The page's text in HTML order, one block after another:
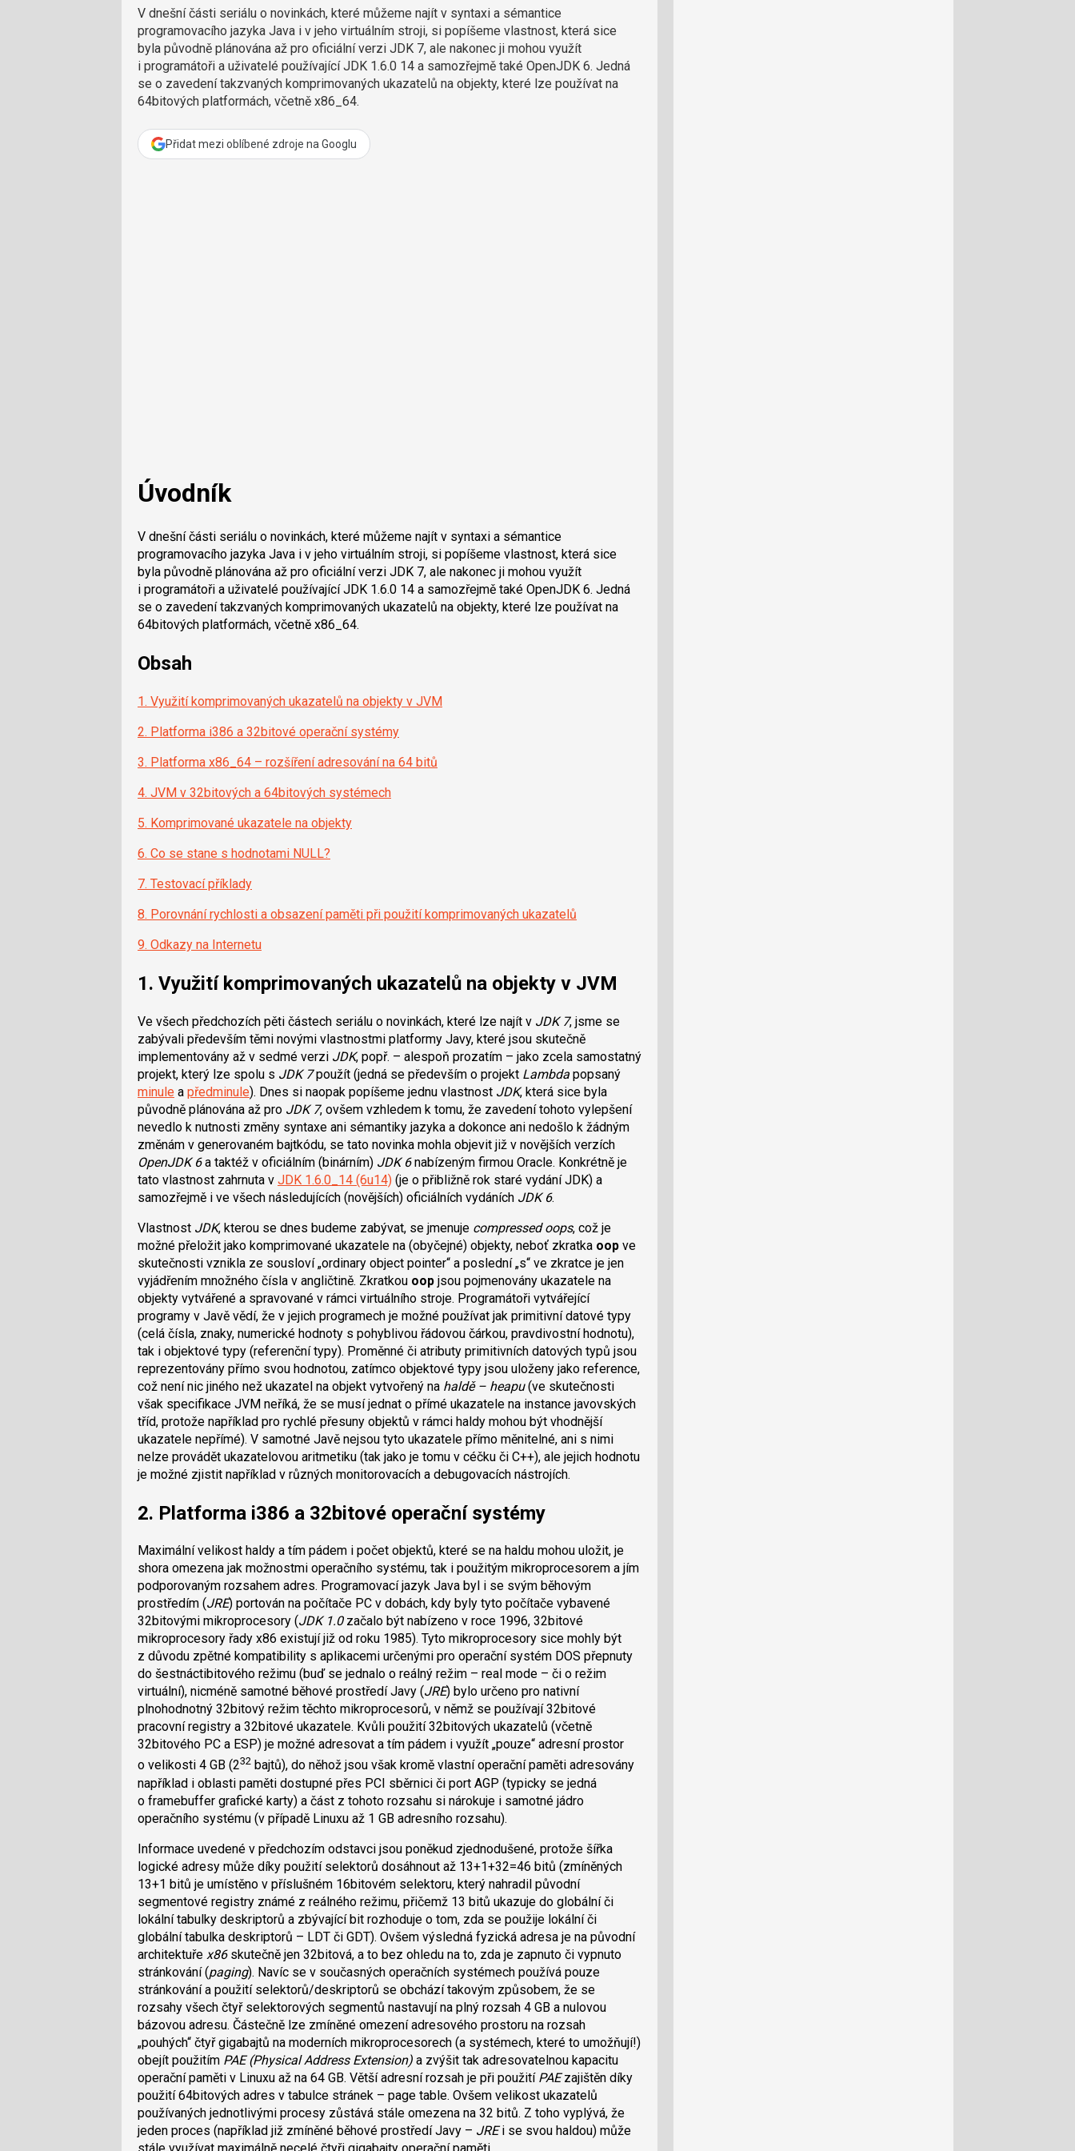
r
d
V dnešní části seriálu o novinkách, které můžeme najít v syntaxi a sémantice
programovacího jazyka Java i v jeho virtuálním stroji, si popíšeme vlastnost, která sice
byla původně plánována až pro oficiální verzi JDK 7, ale nakonec ji mohou využít
i programátoři a uživatelé používající JDK 1.6.0 14 a samozřejmě také OpenJDK 6. Jedná
se o zavedení takzvaných komprimovaných ukazatelů na objekty, které lze používat na
64bitových platformách, včetně x86_64.
Přidat mezi oblíbené zdroje na Googlu
Úvodník
V dnešní části seriálu o novinkách, které můžeme najít v syntaxi a sémantice
programovacího jazyka Java i v jeho virtuálním stroji, si popíšeme vlastnost, která sice
byla původně plánována až pro oficiální verzi JDK 7, ale nakonec ji mohou využít
i programátoři a uživatelé používající JDK 1.6.0 14 a samozřejmě také OpenJDK 6. Jedná
se o zavedení takzvaných komprimovaných ukazatelů na objekty, které lze používat na
64bitových platformách, včetně x86_64.
Obsah
1. Využití komprimovaných ukazatelů na objekty v JVM
2. Platforma i386 a 32bitové operační systémy
3. Platforma x86_64 – rozšíření adresování na 64 bitů
4. JVM v 32bitových a 64bitových systémech
5. Komprimované ukazatele na objekty
6. Co se stane s hodnotami NULL?
7. Testovací příklady
8. Porovnání rychlosti a obsazení paměti při použití komprimovaných ukazatelů
9. Odkazy na Internetu
1. Využití komprimovaných ukazatelů na objekty v JVM
Ve všech předchozích pěti částech seriálu o novinkách, které lze najít v JDK 7, jsme se
zabývali především těmi novými vlastnostmi platformy Javy, které jsou skutečně
implementovány až v sedmé verzi JDK, popř. – alespoň prozatím – jako zcela samostatný
projekt, který lze spolu s JDK 7použít (jedná se především o projekt Lambda popsaný
minule a předminule). Dnes si naopak popíšeme jednu vlastnost JDK, která sice byla
původně plánována až pro JDK 7, ovšem vzhledem k tomu, že zavedení tohoto vylepšení
nevedlo k nutnosti změny syntaxe ani sémantiky jazyka a dokonce ani nedošlo k žádným
změnám v generovaném bajtkódu, se tato novinka mohla objevit již v novějších verzích
OpenJDK 6a taktéž v oficiálním (binárním) JDK 6nabízeným firmou Oracle. Konkrétně je
tato vlastnost zahrnuta v JDK 1.6.0_14 (6u14) (je o přibližně rok staré vydání JDK) a
samozřejmě i ve všech následujících (novějších) oficiálních vydáních JDK 6.
Vlastnost JDK, kterou se dnes budeme zabývat, se jmenuje compressed oops, což je
možné přeložit jako komprimované ukazatele na (obyčejné) objekty, neboť zkratka oop ve
skutečnosti vznikla ze sousloví „ordinary object pointer“ a poslední „s“ ve zkratce je jen
vyjádřením množného čísla v angličtině. Zkratkou oop jsou pojmenovány ukazatele na
objekty vytvářené a spravované v rámci virtuálního stroje. Programátoři vytvářející
programy v Javě vědí, že v jejich programech je možné používat jak primitivní datové typy
(celá čísla, znaky, numerické hodnoty s pohyblivou řádovou čárkou, pravdivostní hodnotu),
tak i objektové typy (referenční typy). Proměnné či atributy primitivních datových typů jsou
reprezentovány přímo svou hodnotou, zatímco objektové typy jsou uloženy jako reference,
což není nic jiného než ukazatel na objekt vytvořený na haldě – heapu(ve skutečnosti
však specifikace JVM neříká, že se musí jednat o přímé ukazatele na instance javovských
tříd, protože například pro rychlé přesuny objektů v rámci haldy mohou být vhodnější
ukazatele nepřímé). V samotné Javě nejsou tyto ukazatele přímo měnitelné, ani s nimi
nelze provádět ukazatelovou aritmetiku (tak jako je tomu v céčku či C++), ale jejich hodnotu
je možné zjistit například v různých monitorovacích a debugovacích nástrojích.
2. Platforma i386 a 32bitové operační systémy
Maximální velikost haldy a tím pádem i počet objektů, které se na haldu mohou uložit, je
shora omezena jak možnostmi operačního systému, tak i použitým mikroprocesorem a jím
podporovaným rozsahem adres. Programovací jazyk Java byl i se svým běhovým
prostředím (JRE) portován na počítače PC v dobách, kdy byly tyto počítače vybavené
32bitovými mikroprocesory (JDK 1.0začalo být nabízeno v roce 1996, 32bitové
mikroprocesory řady x86 existují již od roku 1985). Tyto mikroprocesory sice mohly být
z důvodu zpětné kompatibility s aplikacemi určenými pro operační systém DOS přepnuty
do šestnáctibitového režimu (buď se jednalo o reálný režim – real mode – či o režim
virtuální), nicméně samotné běhové prostředí Javy (JRE) bylo určeno pro nativní
plnohodnotný 32bitový režim těchto mikroprocesorů, v němž se používají 32bitové
pracovní registry a 32bitové ukazatele. Kvůli použití 32bitových ukazatelů (včetně
32bitového PC a ESP) je možné adresovat a tím pádem i využít „pouze“ adresní prostor
o velikosti 4 GB (232 bajtů), do něhož jsou však kromě vlastní operační paměti adresovány
například i oblasti paměti dostupné přes PCI sběrnici či port AGP (typicky se jedná
o framebuffer grafické karty) a část z tohoto rozsahu si nárokuje i samotné jádro
operačního systému (v případě Linuxu až 1 GB adresního rozsahu).
Informace uvedené v předchozím odstavci jsou poněkud zjednodušené, protože šířka
logické adresy může díky použití selektorů dosáhnout až 13+1+32=46 bitů (zmíněných
13+1 bitů je umístěno v příslušném 16bitovém selektoru, který nahradil původní
segmentové registry známé z reálného režimu, přičemž 13 bitů ukazuje do globální či
lokální tabulky deskriptorů a zbývající bit rozhoduje o tom, zda se použije lokální či
globální tabulka deskriptorů – LDT či GDT). Ovšem výsledná fyzická adresa je na původní
architektuře x86skutečně jen 32bitová, a to bez ohledu na to, zda je zapnuto či vypnuto
stránkování (paging). Navíc se v současných operačních systémech používá pouze
stránkování a použití selektorů/deskriptorů se obchází takovým způsobem, že se
rozsahy všech čtyř selektorových segmentů nastavují na plný rozsah 4 GB a nulovou
bázovou adresu. Částečně lze zmíněné omezení adresového prostoru na rozsah
„pouhých“ čtyř gigabajtů na moderních mikroprocesorech (a systémech, které to umožňují!)
obejít použitím PAE (Physical Address Extension) a zvýšit tak adresovatelnou kapacitu
operační paměti v Linuxu až na 64 GB. Větší adresní rozsah je při použití PAEzajištěn díky
použití 64bitových adres v tabulce stránek – page table. Ovšem velikost ukazatelů
používaných jednotlivými procesy zůstává stále omezena na 32 bitů. Z toho vyplývá, že
jeden proces (například již zmíněné běhové prostředí Javy – JREi se svou haldou) může